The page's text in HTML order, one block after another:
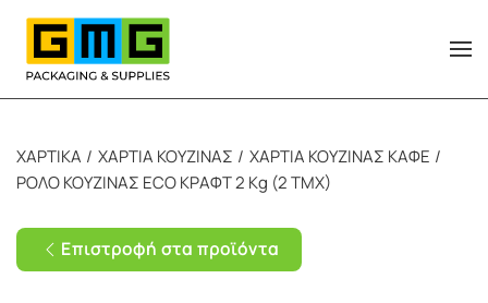
Skip to main content
ΧΑΡΤΙΚΑ ΧΑΡΤΙΑ ΚΟΥΖΙΝΑΣ
ΧΑΡΤΙΑ ΚΟΥΖΙΝΑΣ ΚΑΦΕ
ΡΟΛΟ ΚΟΥΖΙΝΑΣ ECO ΚΡΑΦΤ 2 Kg (2 TMX)
Επιστροφή στα προϊόντα